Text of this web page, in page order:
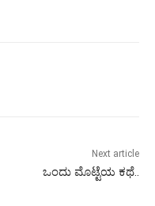
Next article
ಒಂದು ಮೊಟ್ಟೆಯ ಕಥೆ..